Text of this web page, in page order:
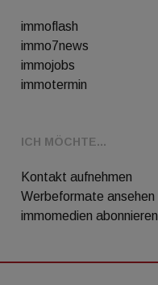
immoflash
immo7news
immojobs
immotermin
ICH MÖCHTE...
Kontakt aufnehmen
Werbeformate ansehen
immomedien abonnieren